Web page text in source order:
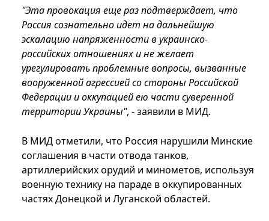
"Эта провокация еще раз подтверждает, что
Россия сознательно идет на дальнейшую
эскалацию напряженности в украинско-
российских отношениях и не желает
урегулировать проблемные вопросы, вызванные
вооруженной агрессией со стороны Российской
Федерации и оккупацией ею части суверенной
территории Украины", - заявили в МИД.
В МИД отметили, что Россия нарушили Минские
соглашения в части отвода танков,
артиллерийских орудий и минометов, используя
военную технику на параде в оккупированных
частях Донецкой и Луганской областей.